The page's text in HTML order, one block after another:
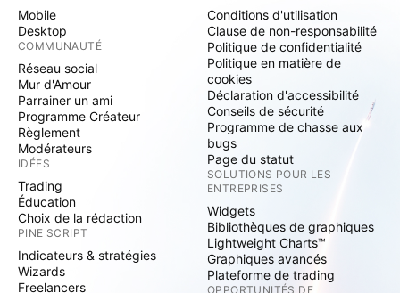
Mobile
Desktop
COMMUNAUTÉ
Réseau social
Mur d'Amour
Parrainer un ami
Programme Créateur
Règlement
Modérateurs
IDÉES
Trading
Éducation
Choix de la rédaction
PINE SCRIPT
Indicateurs & stratégies
Wizards
Freelancers
Conditions d'utilisation
Clause de non-responsabilité
Politique de confidentialité
Politique en matière de
cookies
Déclaration d'accessibilité
Conseils de sécurité
Programme de chasse aux
bugs
Page du statut
SOLUTIONS POUR LES
ENTREPRISES
Widgets
Bibliothèques de graphiques
Lightweight Charts™
Graphiques avancés
Plateforme de trading
OPPORTUNITÉS DE